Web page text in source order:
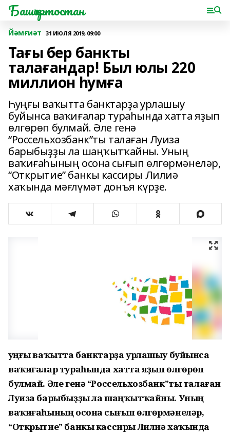
Башҡортостан
Йәмғиәт 31 ИЮЛЯ 2019, 09:00
Тағы бер банкты
талағандар! Был юлы 220
миллион һумға
Һуңғы ваҡытта банктарҙа урлашыу
буйынса ваҡиғалар тураһында хатта яҙып
ѳлгѳрѳп булмай. Әле генә
“Россельхозбанк”ты талаған Луиза
барыбыҙҙы ла шаңҡытҡайны. Уның
ваҡиғаһының осона сығып ѳлгѳрмәнеләр,
“Открытие” банкы кассиры Лилиә
хаҡында мәғлүмәт донъя күрҙе.
Һуңғы ваҡытта банктарҙа урлашыу буйынса
ваҡиғалар тураһында хатта яҙып ѳлгѳрѳп
булмай. Әле генә “Россельхозбанк”ты талаған
Луиза барыбыҙҙы ла шаңҡытҡайны. Уның
ваҡиғаһының осона сығып ѳлгѳрмәнеләр,
“Открытие” банкы кассиры Лилиә хаҡында